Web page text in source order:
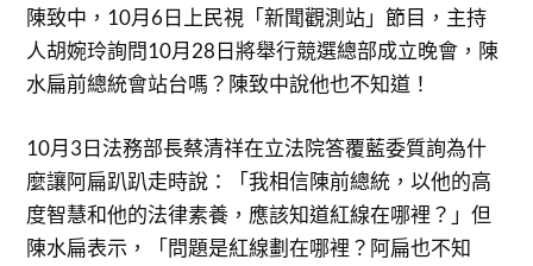
陳致中，10月6日上民視「新聞觀測站」節目，主持
人胡婉玲詢問10月28日將舉行競選總部成立晚會，陳
水扁前總統會站台嗎？陳致中說他也不知道！
10月3日法務部長蔡清祥在立法院答覆藍委質詢為什
麼讓阿扁趴趴走時說：「我相信陳前總統，以他的高
度智慧和他的法律素養，應該知道紅線在哪裡？」但
陳水扁表示，「問題是紅線劃在哪裡？阿扁也不知